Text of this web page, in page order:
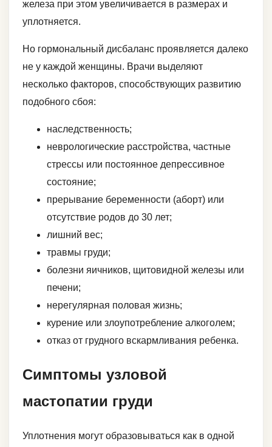
железа при этом увеличивается в размерах и
уплотняется.
Но гормональный дисбаланс проявляется далеко
не у каждой женщины. Врачи выделяют
несколько факторов, способствующих развитию
подобного сбоя:
наследственность;
неврологические расстройства, частные
стрессы или постоянное депрессивное
состояние;
прерывание беременности (аборт) или
отсутствие родов до 30 лет;
лишний вес;
травмы груди;
болезни яичников, щитовидной железы или
печени;
нерегулярная половая жизнь;
курение или злоупотребление алкоголем;
отказ от грудного вскармливания ребенка.
Симптомы узловой
мастопатии груди
Уплотнения могут образовываться как в одной